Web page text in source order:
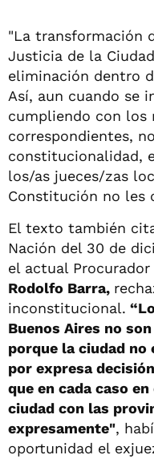
"La transformación
Justicia de la
eliminación dentro
Así, aun cuando se
cumpliendo con los
correspondientes,
constitucionalidad,
los/as jueces/zas
Constitución no les
El texto también
Nación del 30 de
el actual
Rodolfo Barra,
inconstitucional.
Buenos Aires no
porque la ciudad no
por expresa
que en cada caso
ciudad con las
expresamente",
oportunidad el